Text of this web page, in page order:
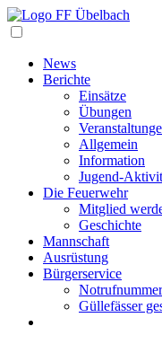
News
Berichte
Einsätze
Übungen
Allgemein
Information
Jugend-
Die Feuerwehr
Mitglied
Geschichte
Mannschaft
Ausrüstung
Bürgerservice
Güllefässer